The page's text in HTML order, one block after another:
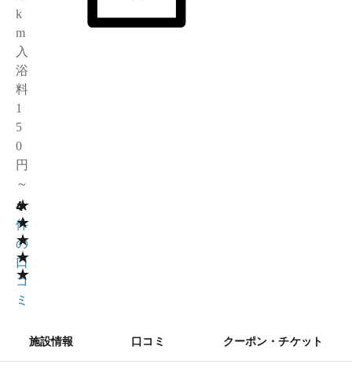
k
m
入
浴
料
1
5
0
円
～
★
★
★
★
★
4
4
件
の
口
コ
ミ
施設情報 口コミ クーポン・チケット